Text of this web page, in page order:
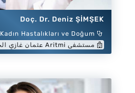
Doç. Dr. Deniz ŞİMŞEK
Kadın Hastalıkları ve Doğum
مستشفى Aritmi عثمان غازي الخاص